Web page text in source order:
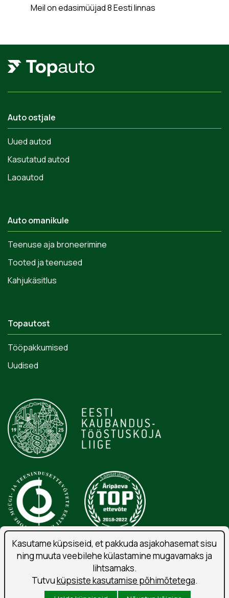
Meil on edasimüüjad 8 Eesti linnas
Auto ostjale
Uued autod
Kasutatud autod
Laoautod
Auto omanikule
Teenuse aja broneerimine
Tooted ja teenused
Kahjukäsitlus
Topautost
Tööpakkumised
Uudised
Isikuandmete töötlemise tingimused
Liitu uudiskirjaga
Kasutustingimused
Kasutame küpsiseid, et pakkuda asjakohasemat sisu
ning muuta veebilehe külastamine mugavamaks ja
lihtsamaks.
Tutvuküpsiste kasutamise põhimõtetega.